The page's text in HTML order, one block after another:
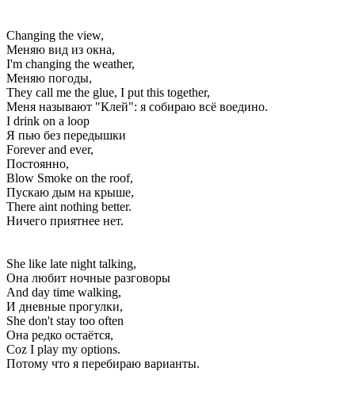
Changing the view,
Меняю вид из окна,
I'm changing the weather,
Меняю погоды,
They call me the glue, I put this together,
Меня называют "Клей": я собираю всё воедино.
I drink on a loop
Я пью без передышки
Forever and ever,
Постоянно,
Blow Smoke on the roof,
Пускаю дым на крыше,
There aint nothing better.
Ничего приятнее нет.
She like late night talking,
Она любит ночные разговоры
And day time walking,
И дневные прогулки,
She don't stay too often
Она редко остаётся,
Coz I play my options.
Потому что я перебираю варианты.